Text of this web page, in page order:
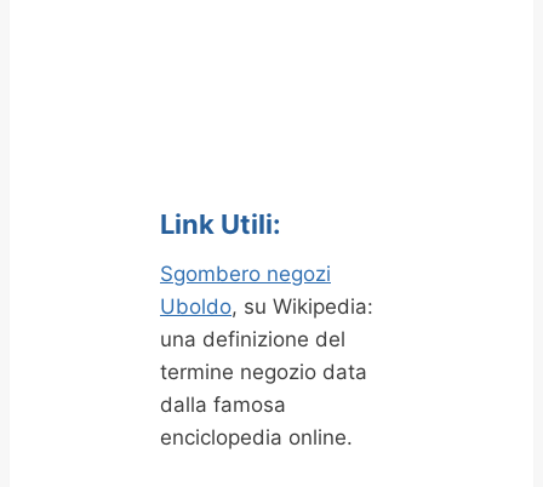
Link Utili:
Sgombero negozi
Uboldo, su Wikipedia:
una definizione del
termine negozio data
dalla famosa
enciclopedia online.